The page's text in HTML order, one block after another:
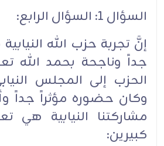
السؤال 1: السؤال الرابع:
إنَّ تجربة حزب الله
جداً وناجحة بحمد الله
وكان حضوره مؤثراً جداً
مشاركتنا النيابية هي
كبيرين: